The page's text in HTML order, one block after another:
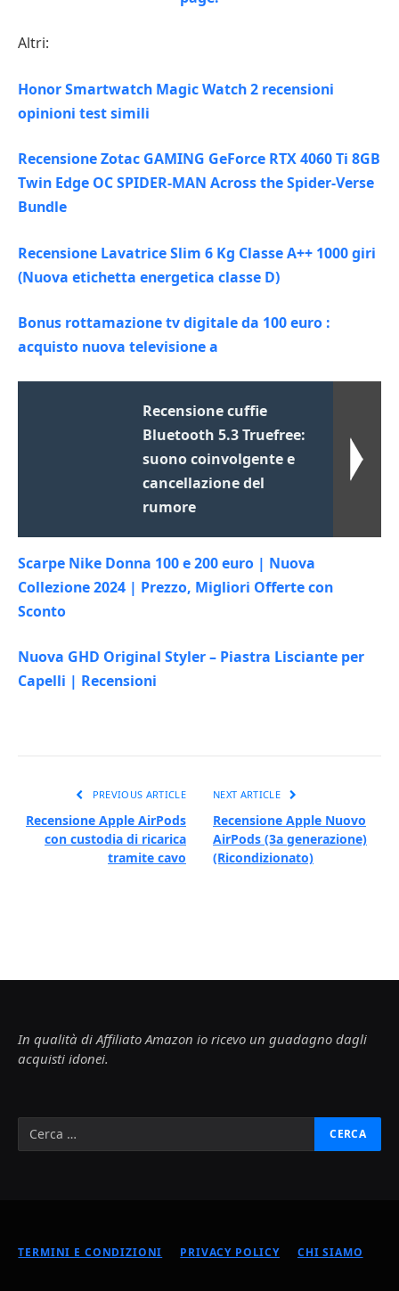
Altri:
Honor Smartwatch Magic Watch 2 recensioni
opinioni test simili
Recensione Zotac GAMING GeForce RTX 4060 Ti 8GB
Twin Edge OC SPIDER-MAN Across the Spider-Verse
Bundle
Recensione Lavatrice Slim 6 Kg Classe A++ 1000 giri
(Nuova etichetta energetica classe D)
Bonus rottamazione tv digitale da 100 euro :
acquisto nuova televisione a
Recensione cuffie
Bluetooth 5.3 Truefree:
suono coinvolgente e
cancellazione del
rumore
Scarpe Nike Donna 100 e 200 euro | Nuova
Collezione 2024 | Prezzo, Migliori Offerte con
Sconto
Nuova GHD Original Styler – Piastra Lisciante per
Capelli | Recensioni
PREVIOUS ARTICLE
Recensione Apple AirPods
con custodia di ricarica
tramite cavo
NEXT ARTICLE
Recensione Apple Nuovo
AirPods (3a generazione)
(Ricondizionato)
In qualità di Affiliato Amazon io ricevo un guadagno dagli
acquisti idonei.
TERMINI E CONDIZIONI PRIVACY POLICY CHI SIAMO